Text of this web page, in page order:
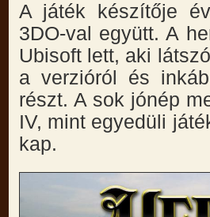
A játék készítője
3DO-val együtt. A
Ubisoft lett, aki
a verzióról és
részt. A sok jónép
IV, mint egyedüli
kap.